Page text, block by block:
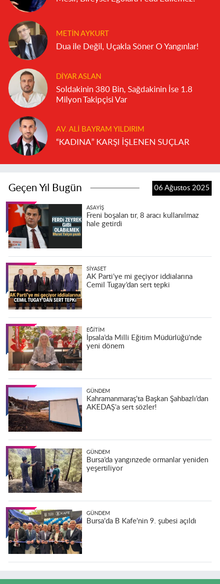
METIN AYKURT
Dua ile Değil, Uçakla Söner O Yangınlar!
DIYAR ASLAN
Soldakinin 380 Bin, Sağdakinin İse 1.8
Milyon Takipçisi Var
AV. ALI BAYRAM YILDIRIM
“KADINA” KARŞI İŞLENEN SUÇLAR
Geçen Yıl Bugün 06 Ağustos 2025
ASAYIŞ
Freni boşalan tır, 8 aracı kullanılmaz
hale getirdi
SIYASET
AK Parti’ye mi geçiyor iddialarına
Cemil Tugay’dan sert tepki
EĞITIM
İpsala’da Milli Eğitim Müdürlüğü’nde
yeni dönem
GÜNDEM
Kahramanmaraş'ta Başkan Şahbazlı’dan
AKEDAŞ’a sert sözler!
GÜNDEM
Bursa’da yangınzede ormanlar yeniden
yeşertiliyor
GÜNDEM
Bursa'da B Kafe'nin 9. şubesi açıldı